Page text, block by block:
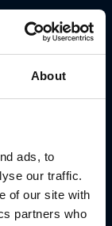
About
ads, to
our traffic.
of our site with
partners who
sinulle